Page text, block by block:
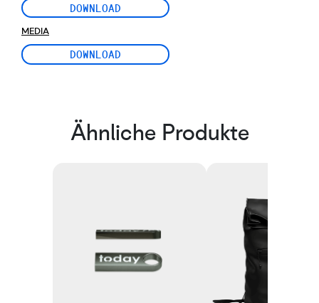
DOWNLOAD
MEDIA
DOWNLOAD
Ähnliche Produkte